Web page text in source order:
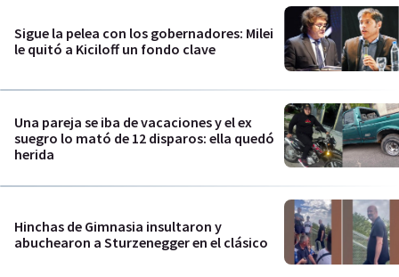
Sigue la pelea con los gobernadores: Milei
le quitó a Kiciloff un fondo clave
Una pareja se iba de vacaciones y el ex
suegro lo mató de 12 disparos: ella quedó
herida
Hinchas de Gimnasia insultaron y
abuchearon a Sturzenegger en el clásico